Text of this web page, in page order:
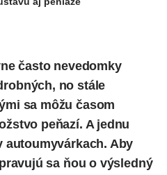
často nevedomky
no stále
sa môžu časom
peňazí. A jednu
autoumyvárkach. Aby
sa ňou o výsledný